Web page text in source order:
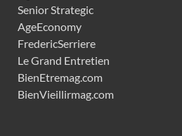
Senior Strategic
AgeEconomy
FredericSerriere
Le Grand Entretien
BienEtremag.com
BienVieillirmag.com